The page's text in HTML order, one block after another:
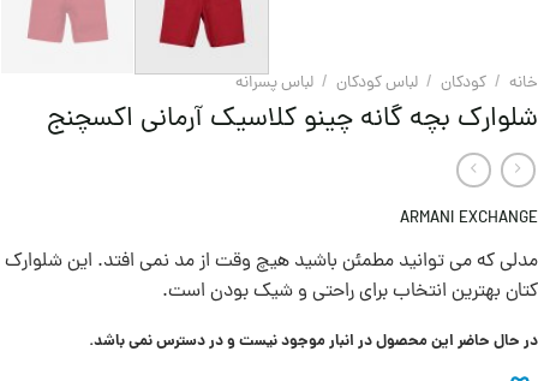
خانه / کودکان / لباس کودکان / لباس پسرانه
شلوارک بچه گانه چینو کلاسیک آرمانی اکسچنج
ARMANI EXCHANGE
مدلی که می توانید مطمئن باشید هیچ وقت از مد نمی افتد. این شلوارک
کتان بهترین انتخاب برای راحتی و شيک بودن است.
در حال حاضر این محصول در انبار موجود نیست و در دسترس نمی باشد.